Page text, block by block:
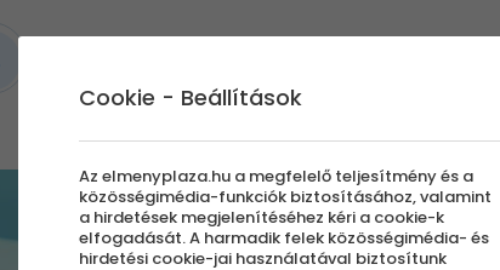
Cookie - Beállítások
Az elmenyplaza.hu a megfelelő teljesítmény és a
közösségimédia-funkciók biztosításához, valamint
a hirdetések megjelenítéséhez kéri a cookie-k
elfogadását. A harmadik felek közösségimédia- és
hirdetési cookie-jai használatával biztosítunk